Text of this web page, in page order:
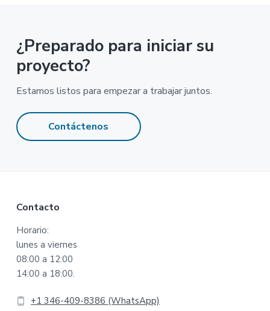
¿Preparado para iniciar su
proyecto?
Estamos listos para empezar a trabajar juntos.
Contáctenos
Footer
Contacto
Horario:
lunes a viernes
08:00 a 12:00
14:00 a 18:00.
+1 346-409-8386 (WhatsApp)